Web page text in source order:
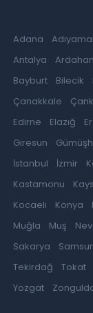
Adana
Antalya
Ardahan
Bayburt
Bilecik
Çanakkale
Edirne
Elazığ
Giresun
İstanbul
İzmir
Kastamonu
Kocaeli
Konya
Muğla
Muş
Sakarya
Tekirdağ
Tokat
Yozgat